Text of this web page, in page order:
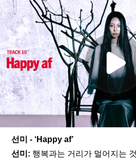
선미 - ‘Happy af’
선미: 행복과는 거리가 멀어지는